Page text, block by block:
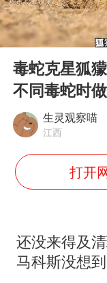
Play
00:00
毒蛇克星狐
不同毒蛇时
生灵观察喵
江西
打开
还没来得及
马科斯没想